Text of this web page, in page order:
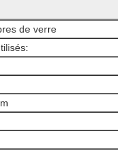
de verre